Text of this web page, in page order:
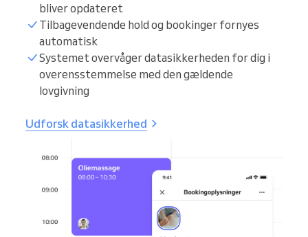
bliver opdateret
Tilbagevendende hold og bookinger fornyes
automatisk
Systemet overvåger datasikkerheden for dig i
overensstemmelse med den gældende
lovgivning
Udforsk datasikkerhed